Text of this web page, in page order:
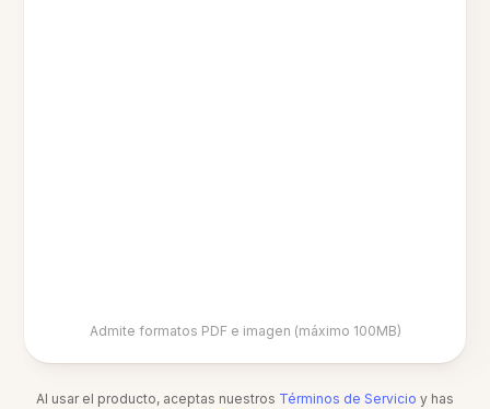
Admite formatos PDF e imagen (máximo 100MB)
Al usar el producto, aceptas nuestros Términos de Servicio y has